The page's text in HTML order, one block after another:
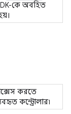
কে অবহিত
করতে
কন্ট্রোলার৷